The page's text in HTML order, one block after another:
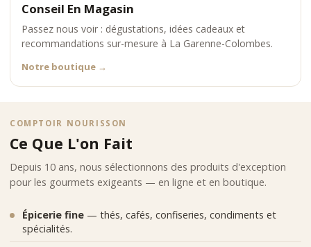
Conseil En Magasin
Passez nous voir : dégustations, idées cadeaux et
recommandations sur-mesure à La Garenne-Colombes.
Notre boutique →
COMPTOIR NOURISSON
Ce Que L'on Fait
Depuis 10 ans, nous sélectionnons des produits d'exception
pour les gourmets exigeants — en ligne et en boutique.
Épicerie fine — thés, cafés, confiseries, condiments et
spécialités.